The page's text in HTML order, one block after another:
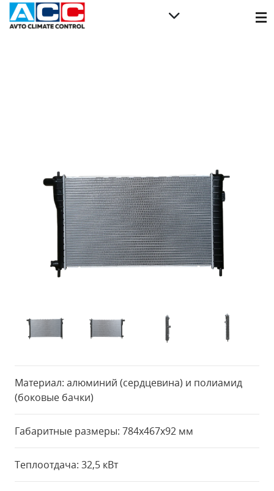
Материал: алюминий (сердцевина) и полиамид
(боковые бачки)
Габаритные размеры: 784x467x92 мм
Теплоотдача: 32,5 кВт